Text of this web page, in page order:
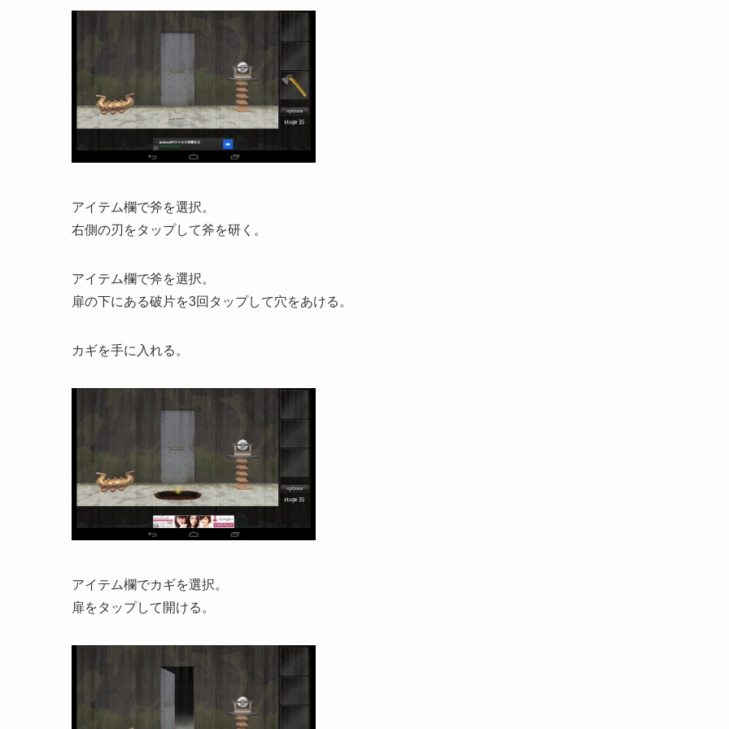
アイテム欄で斧を選択。
右側の刃をタップして斧を研く。
アイテム欄で斧を選択。
扉の下にある破片を3回タップして穴をあける。
カギを手に入れる。
アイテム欄でカギを選択。
扉をタップして開ける。